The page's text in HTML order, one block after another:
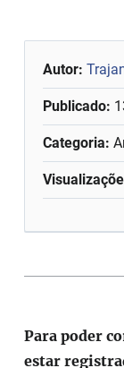
Autor:
Publicado:
Categoria:
Para poder
estar